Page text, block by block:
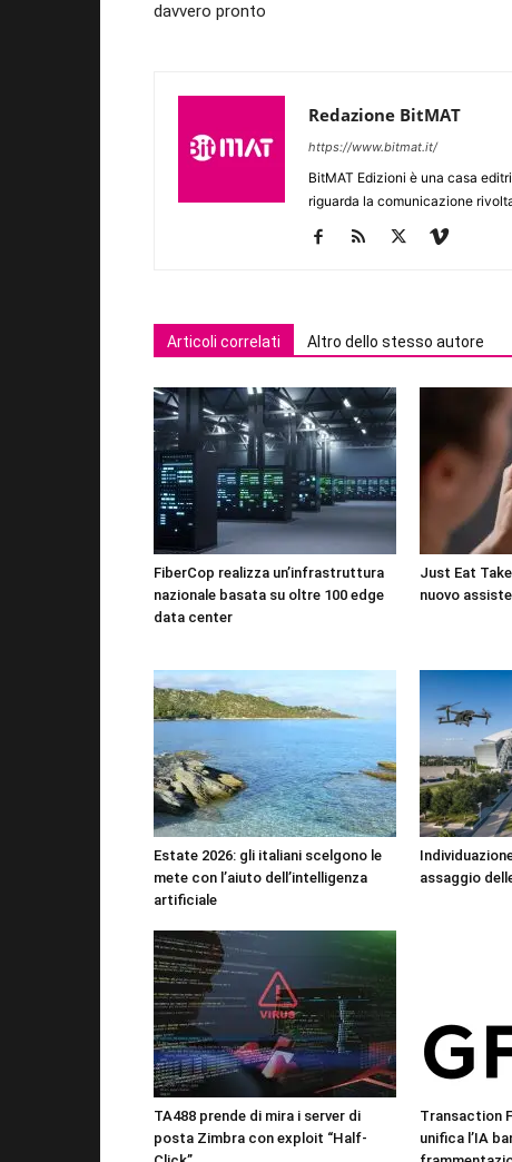
davvero pronto
Redazione BitMAT
https://www.bitmat.it/
BitMAT Edizioni è una casa
riguarda la comunicazione
Articoli correlati Altro dello stesso autore
FiberCop realizza un’infrastruttura
nazionale basata su oltre 100 edge
data center
Just Eat
nuovo
Estate 2026: gli italiani scelgono le
mete con l’aiuto dell’intelligenza
artificiale
assaggio
TA488 prende di mira i server di
posta Zimbra con exploit “Half-
Transaction
unifica l’IA